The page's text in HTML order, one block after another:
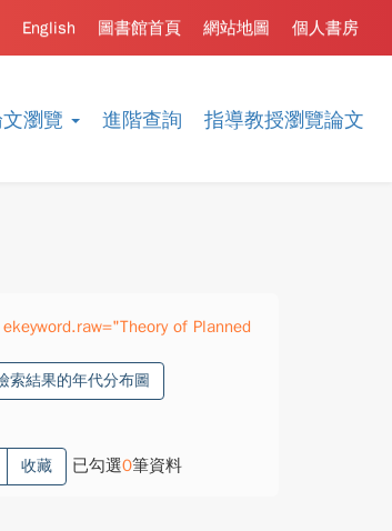
瀏覽 進階查詢 指導教授瀏覽論文
個人書房
網站地圖
圖書館首頁
English
of Planned
索結果的年代分布圖
收藏 已勾選0筆資料